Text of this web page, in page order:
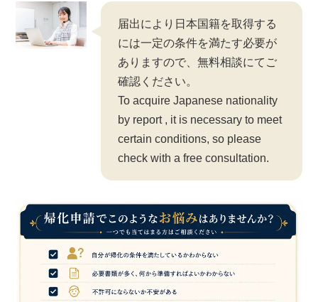
届出により日本国籍を取得する
には一定の条件を満たす必要が
ありますので、無料相談にてご
確認ください。
To acquire Japanese nationality
by report , it is necessary to meet
certain conditions, so please
check with a free consultation.